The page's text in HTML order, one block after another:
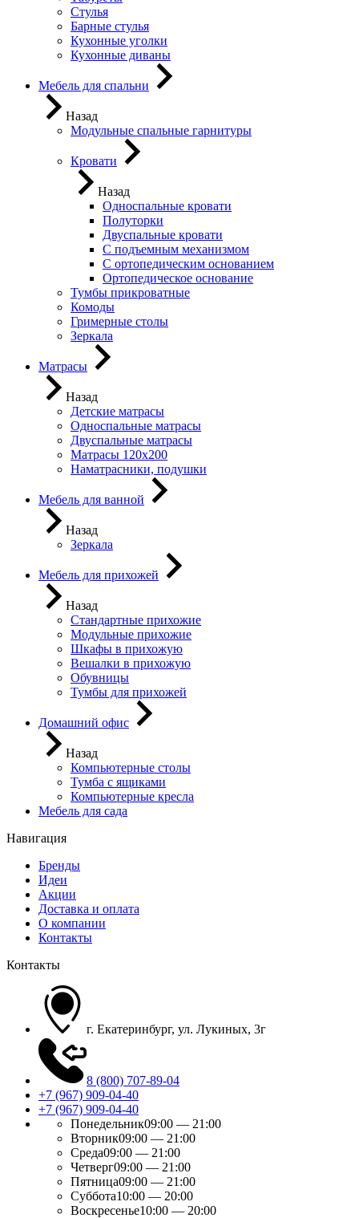
Стулья
Барные стулья
Кухонные уголки
Кухонные диваны
Мебель для спальни
Назад
Модульные спальные гарнитуры
Кровати
Назад
Односпальные кровати
Полуторки
Двуспальные кровати
С подъемным механизмом
С ортопедическим основанием
Ортопедическое основание
Тумбы прикроватные
Комоды
Гримерные столы
Зеркала
Матрасы
Назад
Детские матрасы
Односпальные матрасы
Двуспальные матрасы
Матрасы 120х200
Наматрасники, подушки
Мебель для ванной
Назад
Зеркала
Мебель для прихожей
Назад
Стандартные прихожие
Модульные прихожие
Шкафы в прихожую
Вешалки в прихожую
Обувницы
Тумбы для прихожей
Домашний офис
Назад
Компьютерные столы
Тумба с ящиками
Компьютерные кресла
Мебель для сада
Навигация
Бренды
Идеи
Акции
Доставка и оплата
О компании
Контакты
Контакты
г. Екатеринбург, ул. Лукиных, 3г
8 (800) 707-89-04
+7 (967) 909-04-40
+7 (967) 909-04-40
Понедельник09:00 — 21:00
Вторник09:00 — 21:00
Среда09:00 — 21:00
Четверг09:00 — 21:00
Пятница09:00 — 21:00
Суббота10:00 — 20:00
Воскресенье10:00 — 20:00